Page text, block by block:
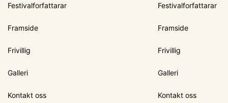
Festivalforfattarar
Framside
Frivillig
Galleri
Kontakt oss
Festivalforfattarar
Framside
Frivillig
Galleri
Kontakt oss